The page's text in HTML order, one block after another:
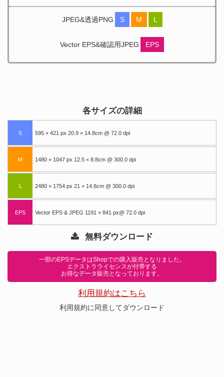
JPEG&透過PNG S M L
Vector EPS&確認用JPEG EPS
各サイズの詳細
S 595 × 421 px 20.9 × 14.8cm @ 72.0 dpi
M 1480 × 1047 px 12.5 × 8.8cm @ 300.0 dpi
L 2480 × 1754 px 21 × 14.8cm @ 300.0 dpi
EPS Vector EPS & JPEG 1191 × 841 px@ 72.0 dpi
無料ダウンロード
一部のEPSデータはShopでの購入販売となりました。
エクストラライセンスが付帯する
お得なデータ販売となっております。
利用規約はこちら
利用規約に同意してダウンロード